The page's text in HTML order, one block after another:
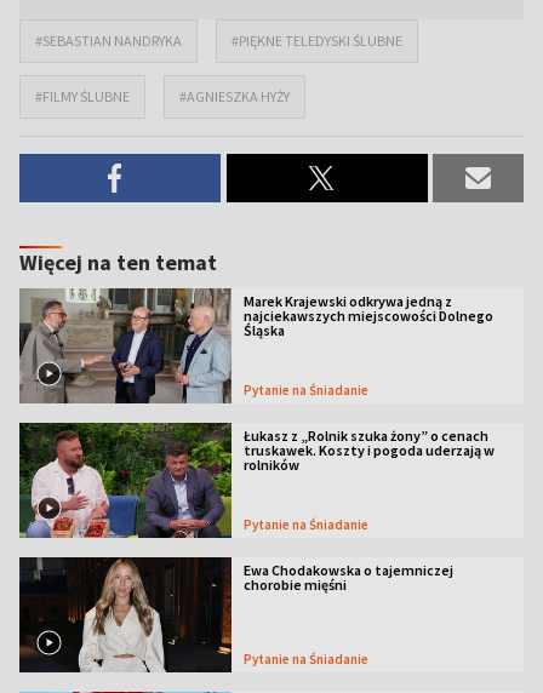
#SEBASTIAN NANDRYKA #PIĘKNE TELEDYSKI ŚLUBNE
#FILMY ŚLUBNE #AGNIESZKA HYŻY
Więcej na ten temat
Marek Krajewski odkrywa jedną z
najciekawszych miejscowości Dolnego
Śląska
Pytanie na Śniadanie
Łukasz z „Rolnik szuka żony” o cenach
truskawek. Koszty i pogoda uderzają w
rolników
Pytanie na Śniadanie
Ewa Chodakowska o tajemniczej
chorobie mięśni
Pytanie na Śniadanie